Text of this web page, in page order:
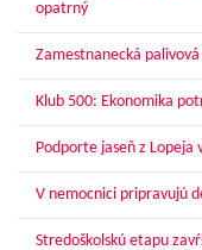
opatrný
Zamestnanecká palivová
Klub 500: Ekonomika
Podporte jaseň z Lopeja
V nemocnici pripravujú
Stredoškolskú etapu